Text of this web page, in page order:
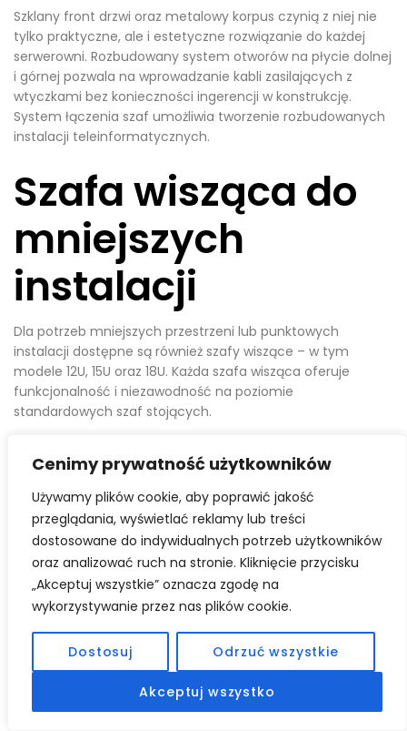
Cenimy prywatność użytkowników
Używamy plików cookie, aby poprawić jakość
przeglądania, wyświetlać reklamy lub treści
dostosowane do indywidualnych potrzeb użytkowników
oraz analizować ruch na stronie. Kliknięcie przycisku
„Akceptuj wszystkie” oznacza zgodę na
wykorzystywanie przez nas plików cookie.
Dostosuj Odrzuć wszystkie
Akceptuj wszystko
Szklany front drzwi oraz metalowy korpus czynią z niej nie
tylko praktyczne, ale i estetyczne rozwiązanie do każdej
serwerowni. Rozbudowany system otworów na płycie dolnej
i górnej pozwala na wprowadzanie kabli zasilających z
wtyczkami bez konieczności ingerencji w konstrukcję.
System łączenia szaf umożliwia tworzenie rozbudowanych
instalacji teleinformatycznych.
Szafa wisząca do
mniejszych
instalacji
Dla potrzeb mniejszych przestrzeni lub punktowych
instalacji dostępne są również szafy wiszące – w tym
modele 12U, 15U oraz 18U. Każda szafa wisząca oferuje
funkcjonalność i niezawodność na poziomie
standardowych szaf stojących.
Zamek i
zabezpieczenie
kablowe
Wszystkie szafy wyposażone są w nowoczesny system
wprowadzanie kabli i ochronę przed ich przetarciem. Dzięki
temu możliwy jest sprawny montaż sprzętu IT i jego
bezpieczna eksploatacja.